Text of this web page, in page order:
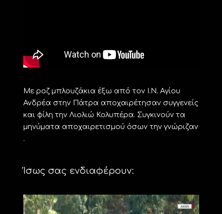
Με ροζ μπλουζάκια έξω από τον Ι.Ν. Αγίου
Ανδρέα στην Πάτρα αποχαιρέτησαν συγγενείς
και φίλη την Λιολιώ Κολυπέρα. Συγκινούν τα
μηνύματα αποχαιρετισμού όσων την γνώριζαν
.
Ίσως σας ενδιαφέρουν: